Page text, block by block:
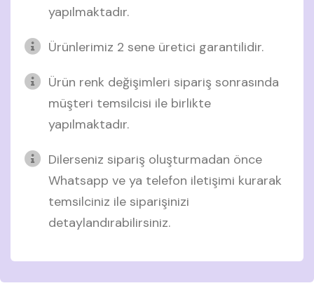
yapılmaktadır.
Ürünlerimiz 2 sene üretici garantilidir.
Ürün renk değişimleri sipariş sonrasında
müşteri temsilcisi ile birlikte
yapılmaktadır.
Dilerseniz sipariş oluşturmadan önce
Whatsapp ve ya telefon iletişimi kurarak
temsilciniz ile siparişinizi
detaylandırabilirsiniz.